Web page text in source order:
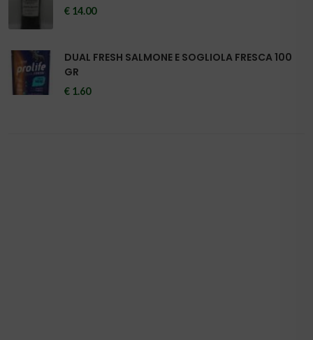
€ 14.00
DUAL FRESH SALMONE E SOGLIOLA FRESCA 100
GR
€ 1.60